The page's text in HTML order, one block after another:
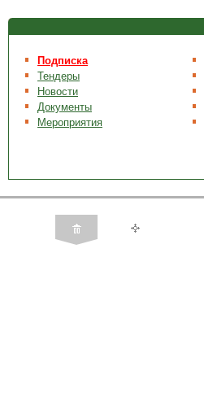
Подписка
Тендеры
Новости
Документы
Мероприятия